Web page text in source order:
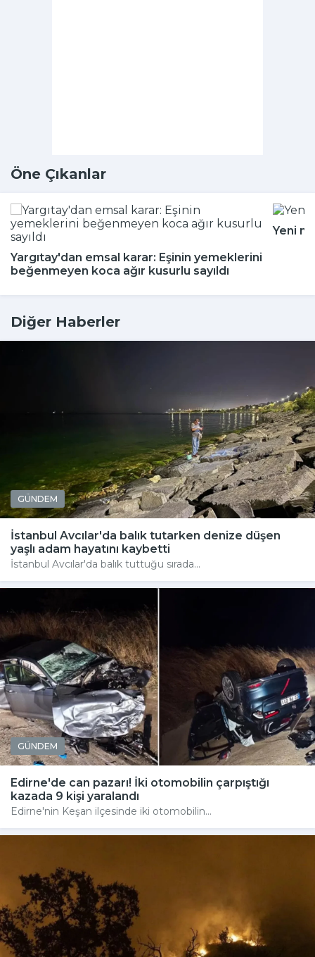
Öne Çıkanlar
Yargıtay'dan emsal karar: Eşinin yemeklerini
beğenmeyen koca ağır kusurlu sayıldı
Yeni
Diğer Haberler
GÜNDEM
İstanbul Avcılar'da balık tutarken denize düşen
yaşlı adam hayatını kaybetti
İstanbul Avcılar'da balık tuttuğu sırada...
GÜNDEM
Edirne'de can pazarı! İki otomobilin çarpıştığı
kazada 9 kişi yaralandı
Edirne'nin Keşan ilçesinde iki otomobilin...